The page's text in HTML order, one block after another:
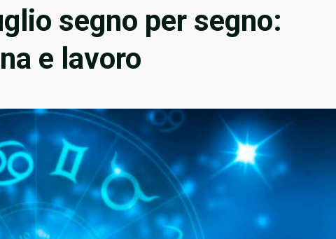
segno per segno:
e lavoro